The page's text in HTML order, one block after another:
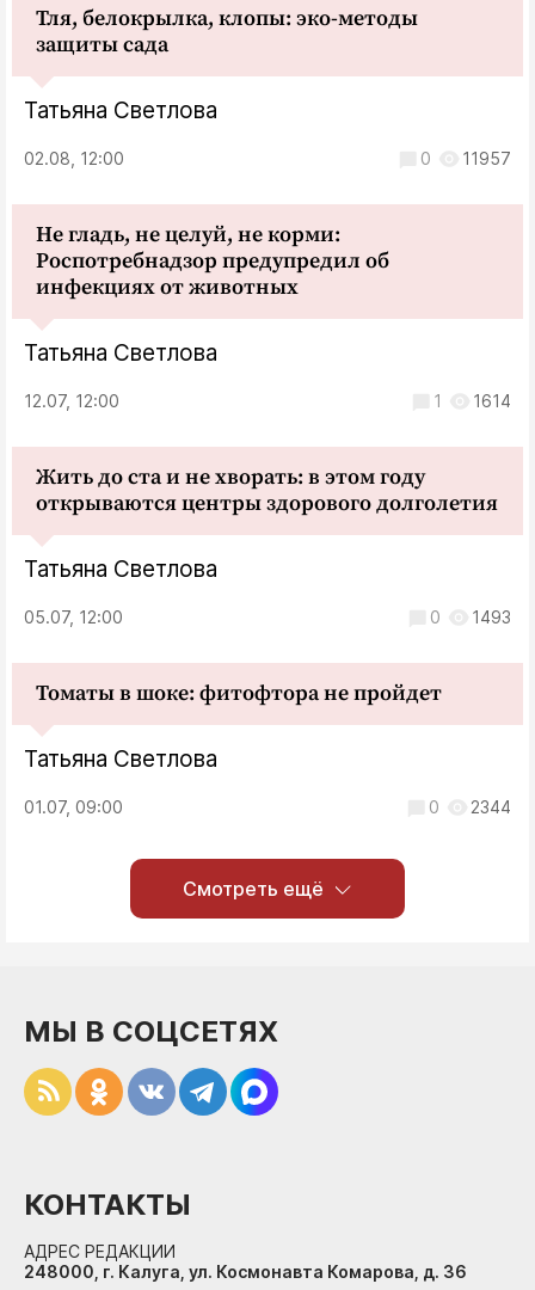
Тля, белокрылка, клопы: эко-методы
защиты сада
Татьяна Светлова
02.08, 12:00 0 11957
Не гладь, не целуй, не корми:
Роспотребнадзор предупредил об
инфекциях от животных
Татьяна Светлова
12.07, 12:00 1 1614
Жить до ста и не хворать: в этом году
открываются центры здорового долголетия
Татьяна Светлова
05.07, 12:00 0 1493
Томаты в шоке: фитофтора не пройдет
Татьяна Светлова
01.07, 09:00 0 2344
Смотреть ещё
МЫ В СОЦСЕТЯХ
КОНТАКТЫ
АДРЕС РЕДАКЦИИ
248000, г. Калуга, ул. Космонавта Комарова, д. 36